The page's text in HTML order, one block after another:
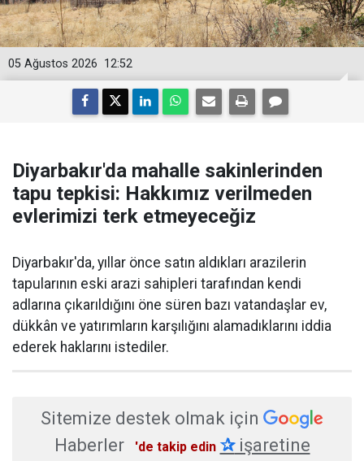
12:52
05 Ağustos 2026
Diyarbakır'da mahalle sakinlerinden
tapu tepkisi: Hakkımız verilmeden
evlerimizi terk etmeyeceğiz
Diyarbakır'da, yıllar önce satın aldıkları arazilerin
tapularının eski arazi sahipleri tarafından kendi
adlarına çıkarıldığını öne süren bazı vatandaşlar ev,
dükkân ve yatırımların karşılığını alamadıklarını iddia
ederek haklarını istediler.
Sitemize destek olmak için
Haberler
'de takip edin ✰işaretine